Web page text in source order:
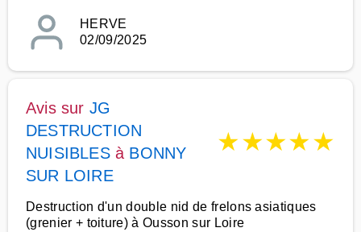
HERVE
02/09/2025
Avis sur JG
DESTRUCTION
NUISIBLESà BONNY
SUR LOIRE
★★★★★
Destruction d'un double nid de frelons asiatiques
(grenier + toiture) à Ousson sur Loire